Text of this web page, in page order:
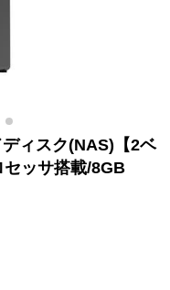
ィスク(NAS)【2ベ
ッサ搭載/8GB